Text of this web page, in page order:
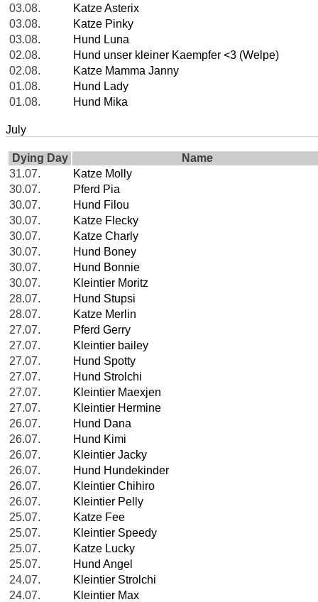
03.08.
Katze Asterix
03.08.
Katze Pinky
03.08.
Hund Luna
02.08.
Hund unser kleiner Kaempfer <3 (Welpe)
02.08.
Katze Mamma Janny
01.08.
Hund Lady
01.08.
Hund Mika
July
Dying Day
Name
31.07.
Katze Molly
30.07.
Pferd Pia
30.07.
Hund Filou
30.07.
Katze Flecky
30.07.
Katze Charly
30.07.
Hund Boney
30.07.
Hund Bonnie
30.07.
Kleintier Moritz
28.07.
Hund Stupsi
28.07.
Katze Merlin
27.07.
Pferd Gerry
27.07.
Kleintier bailey
27.07.
Hund Spotty
27.07.
Hund Strolchi
27.07.
Kleintier Maexjen
27.07.
Kleintier Hermine
26.07.
Hund Dana
26.07.
Hund Kimi
26.07.
Kleintier Jacky
26.07.
Hund Hundekinder
26.07.
Kleintier Chihiro
26.07.
Kleintier Pelly
25.07.
Katze Fee
25.07.
Kleintier Speedy
25.07.
Katze Lucky
25.07.
Hund Angel
24.07.
Kleintier Strolchi
24.07.
Kleintier Max